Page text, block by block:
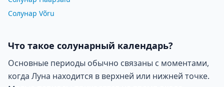
Солунар Võru
Что такое солунарный календарь?
Основные периоды обычно связаны с моментами,
когда Луна находится в верхней или нижней точке.